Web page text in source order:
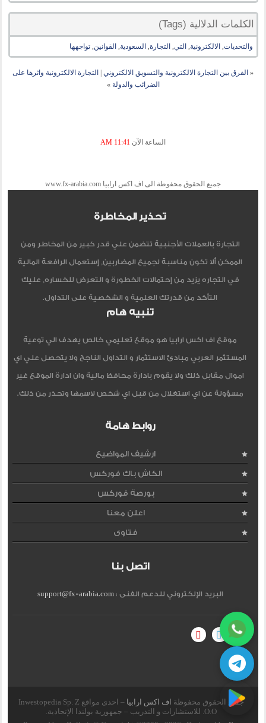
الكلمات الدلالية (Tags)
والتحديات, الالكترونية, التي, التجارة, السعودية, القوانين,تواجهها
« الفرق بين التجارة الالكترونية والتسويق الالكتروني
التجارة الالكترونية واثرها على
الضرائب والدولة »
الساعة الآن 11:41 AM
جميع الحقوق محفوظة الى اف اكس ارابيا www.fx-arabia.com
تحذير المخاطرة
التجارة بالعملات الأجنبية تتضمن علي قدر كبير من المخاطر ومن
الممكن ألا تكون مناسبة لجميع المضاربين, إستعمال الرافعة المالية
في التجاره يزيد من إحتمالات الخطورة و التعرض للخساره, عليك
التأكد من قدرتك العلمية و الشخصية على التداول.
تنبيه هام
موقع اف اكس ارابيا هو موقع تعليمي خالص يهدف الي توعية
المستثمر العربي مبادئ الاستثمار و التداول الناجح ولا يتحصل علي اي
اموال مقابل ذلك ولا يقوم بادارة محافظ مالية وان ادارة الموقع غير
مسؤولة عن اي استغلال من قبل اي شخص لاسمها وتحذر من ذلك.
روابط هامة
ارشيف المواضيع
الكاش باك فوركس
بورصة فوركس
اعلن معنا
فتاوى
اتصل بنا
البريد الإلكتروني للدعم الفنى :support@fx-arabia.com
جميع الحقوق محفوظة اف اكس ارابيا
– احدى مواقع Inwestopedia Sp. Z
O.O. للاستشارات و التدريب – جمهورية بولندا الإتحادية.